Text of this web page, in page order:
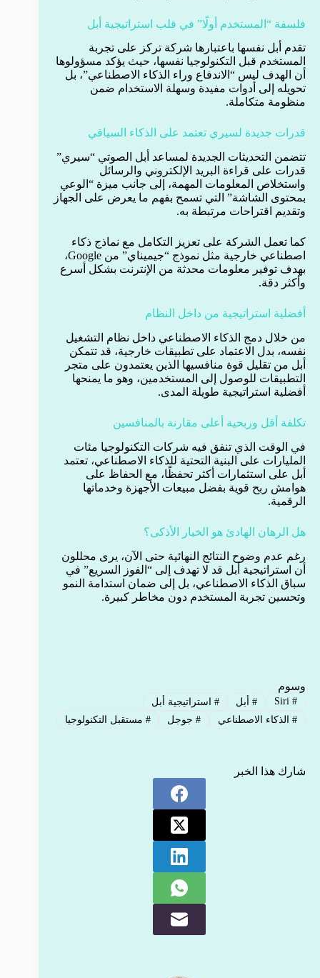
فلسفة “المستخدم أولًا” في قلب استراتيجية أبل
تقدم أبل نفسها باعتبارها شركة تركز على تجربة
المستخدم قبل التكنولوجيا نفسها، حيث يؤكد مسؤولوها
أن الهدف ليس “الاندفاع وراء الذكاء الاصطناعي”، بل
تحويله إلى أدوات مفيدة وسهلة الاستخدام ضمن
منظومة متكاملة.
قدرات جديدة لسيري تعتمد على الذكاء السياقي
تتضمن التحديثات الجديدة لمساعد أبل الصوتي “سيري”
قدرات على قراءة البريد الإلكتروني والرسائل
واستخلاص المعلومات المهمة، إلى جانب ميزة “الوعي
بمحتوى الشاشة” التي تسمح بفهم ما يعرض على الجهاز
وتقديم اقتراحات مرتبطة به.
كما تعمل الشركة على تعزيز التكامل مع نماذج ذكاء
اصطناعي خارجية مثل نموذج “جيميناي” من Google،
بهدف توفير معلومات محدثة من الإنترنت بشكل أسرع
وأكثر دقة.
أفضلية استراتيجية من داخل النظام
من خلال دمج الذكاء الاصطناعي داخل نظام التشغيل
نفسه، بدل الاعتماد على تطبيقات خارجية، قد تتمكن
أبل من تقليل قوة منافسيها الذين يعتمدون على متجر
التطبيقات للوصول إلى المستخدمين، وهو ما يمنحها
أفضلية استراتيجية طويلة المدى.
تكلفة أقل وربحية أعلى مقارنة بالمنافسين
في الوقت الذي تنفق فيه شركات التكنولوجيا مئات
المليارات على البنية التحتية للذكاء الاصطناعي، تعتمد
أبل على استثمارات أكثر تحفظًا، مع الحفاظ على
هوامش ربح قوية بفضل مبيعات الأجهزة وخدماتها
الرقمية.
هل الرهان الهادئ هو الخيار الأذكى؟
رغم عدم وضوح النتائج النهائية حتى الآن، يرى محللون
أن استراتيجية أبل قد لا تهدف إلى “الفوز السريع” في
سباق الذكاء الاصطناعي، بل إلى ضمان استدامة النمو
وتحسين تجربة المستخدم دون مخاطر كبيرة.
وسوم
#
Siri
#أبل # استراتيجية أبل
#الذكاء الاصطناعي #جوجل # مستقبل التكنولوجيا
شارك هذا الخبر